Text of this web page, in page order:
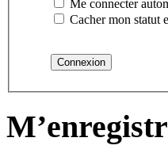
Me connecter
Cacher mon statut